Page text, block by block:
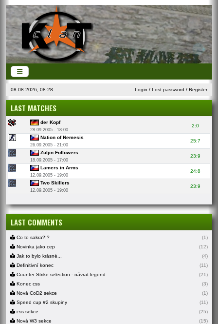
08.08.2026, 08:28 Login / Lost password / Register
LAST MATCHES
der Kopf
28.09.2005 - 18:00
2:0
Nation of Nemesis
26.09.2005 - 21:00
25:7
Zuljin Followers
18.09.2005 - 17:00
23:9
Lamers in Arms
12.09.2005 - 19:00
24:8
Two Skillers
12.09.2005 - 19:00
23:9
LAST COMMENTS
Co to sakra?!?
(1)
Novinka jako cep
(12)
Jak to bylo krásné...
(4)
Definitivní konec
(11)
Counter Strike selection - návrat legend
(21)
Konec css
(3)
Nová CoD2 sekce
(1)
Speed cup #2 skupiny
(11)
css sekce
(25)
Nová W3 sekce
(15)